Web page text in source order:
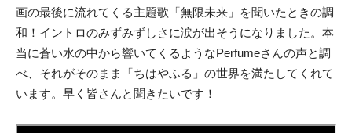
画の最後に流れてくる主題歌「無限未来」を聞いたときの調
和！イントロのみずみずしさに涙が出そうになりました。本
当に蒼い水の中から響いてくるようなPerfumeさんの声と調
べ、それがそのまま「ちはやふる」の世界を満たしてくれて
います。早く皆さんと聞きたいです！